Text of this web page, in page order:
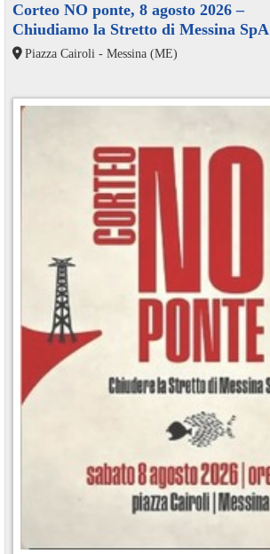
Corteo NO ponte, 8 agosto 2026 –
Chiudiamo la Stretto di Messina SpA
Piazza Cairoli - Messina (ME)